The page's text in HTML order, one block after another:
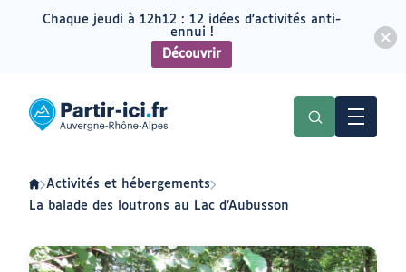
menu
contenu
Partir
ici
en
Auvergne-
Rhône-
Activités et hébergements
La balade des loutrons au Lac d’Aubusson
Chaque jeudi à 12h12 : 12 idées d'activités anti-
ennui !
Découvrir